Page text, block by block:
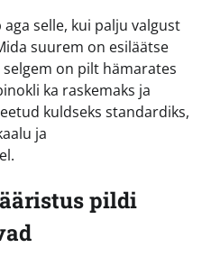
selle, kui palju valgust
suurem on esiläätse
on pilt hämarates
ka raskemaks ja
kuldseks standardiks,
ja
pildi